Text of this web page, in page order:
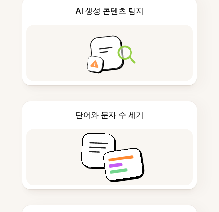
AI 생성 콘텐츠 탐지
단어와 문자 수 세기